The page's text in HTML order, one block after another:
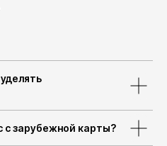
с зарубежной карты?